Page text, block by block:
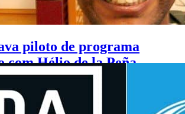
piloto de programa
com Hélio de la Peña
apresentadores